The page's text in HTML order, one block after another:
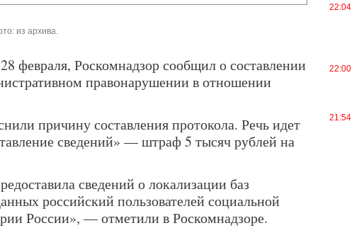
из архива.
февраля, Роскомнадзор сообщил о составлении
правонарушении в отношении
причину составления протокола. Речь идет
сведений» — штраф 5 тысяч рублей на
сведений о локализации баз
российский пользователей социальной
России», — отметили в Роскомнадзоре.
22:04
22:00
21:54